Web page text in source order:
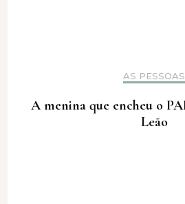
AS PESSOAS
A menina que encheu o
Leão